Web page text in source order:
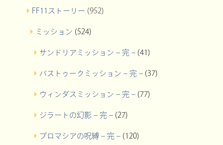
FF11ストーリー (952)
ミッション (524)
サンドリアミッション – 完 –(41)
バストゥークミッション – 完 –(37)
ウィンダスミッション – 完 –(77)
ジラートの幻影 – 完 –(27)
プロマシアの呪縛 – 完 –(120)